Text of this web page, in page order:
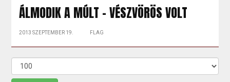
ÁLMODIK A MÚLT - VÉSZVÖRÖS VOLT
2013 SZEPTEMBER 19. FLAG